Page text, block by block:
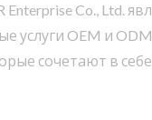
Enterprise Co.,
услуги OEM и
сочетают в